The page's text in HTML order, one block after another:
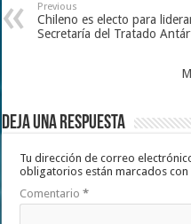
Previous
Chileno es electo para
Secretaría del Tratado
Deja una respuesta
Tu dirección de correo
obligatorios están marcados con
Comentario*